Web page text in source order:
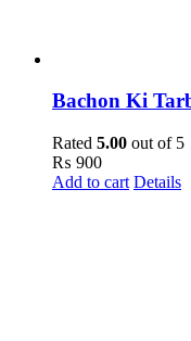
Bachon Ki
Rated 5.00 out of 5
₨ 900
Add to cart Details